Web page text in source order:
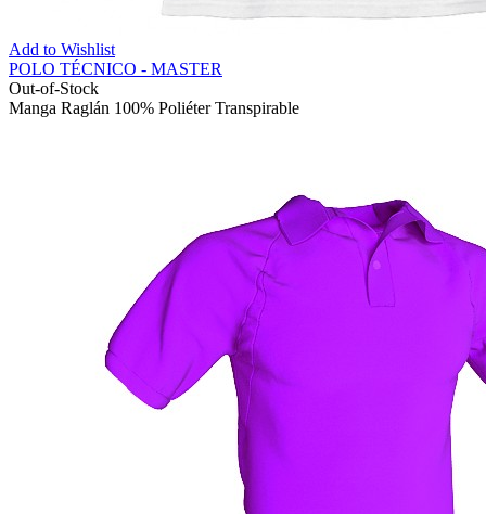
Add to Wishlist
POLO TÉCNICO - MASTER
Out-of-Stock
Manga Raglán 100% Poliéter Transpirable